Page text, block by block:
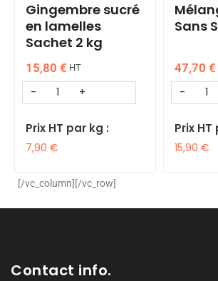
Gingembre sucré
en lamelles
Sachet 2 kg
15,80 € HT
Prix HT par kg :
7,90 €
Sans
47,70 €
Prix HT
15,90 €
[/vc_column][/vc_row]
Contact info.